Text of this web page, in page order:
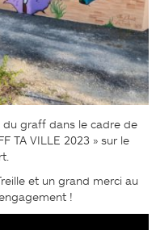
du graff dans le cadre de
TA VILLE 2023 » sur le
et un grand merci au
!